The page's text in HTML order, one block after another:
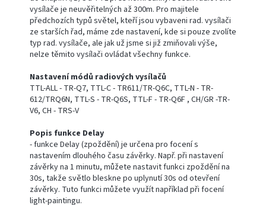
vysílače je neuvěřitelných až 300m. Pro majitele
předchozích typů světel, kteří jsou vybaveni rad. vysílači
ze starších řad, máme zde nastavení, kde si pouze zvolíte
typ rad. vysílače, ale jak už jsme si již zmiňovali výše,
nelze těmito vysílači ovládat všechny funkce.
Nastavení módů radiových vysílačů
TTL-ALL - TR-Q7, TTL-C - TR611/TR-Q6C, TTL-N - TR-
612/TRQ6N, TTL-S - TR-Q6S, TTL-F - TR-Q6F , CH/GR -TR-
V6, CH - TRS-V
Popis funkce Delay
- funkce Delay (zpoždění) je určena pro focení s
nastavením dlouhého času závěrky. Např. při nastavení
závěrky na 1 minutu, můžete nastavit funkci zpoždění na
30s, takže světlo bleskne po uplynutí 30s od otevření
závěrky. Tuto funkci můžete využít například při focení
light-paintingu.